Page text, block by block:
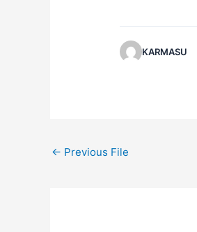
KARMASU
← Previous File